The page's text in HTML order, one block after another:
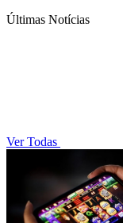
Últimas Notícias
Ver Todas